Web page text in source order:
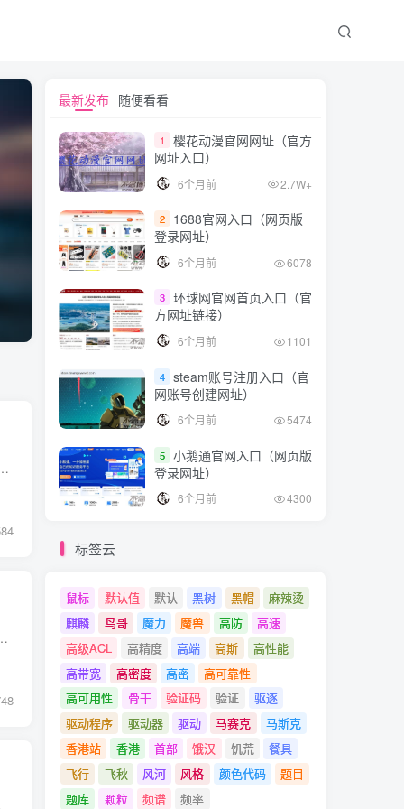
章将详细介绍lspci命令的使用方法和一些高级选项。 1. lspci命令概览 lspci命令的基本语法是非...
需要处理大量的低速、低容量的连接，并提供各种服务，如动态主机配置协议（D...
最新发布 随便看看
1
樱花动漫官网网址（官方
网址入口）
6个月前 2.7W+
2
1688官网入口（网页版
登录网址）
6个月前 6078
3 环球网官网首页入口（官
方网址链接）
6个月前 1101
4 steam账号注册入口（官
网账号创建网址）
6个月前 5474
5 小鹅通官网入口（网页版
登录网址）
6个月前 4300
标签云
鼠标 默认值 默认 黑树 黑帽
麻辣烫
麒麟
鸟哥 魔力 魔兽 高防
高速
高级ACL
高精度 高端 高斯
高性能
高带宽
高密度 高密
高可靠性
高可用性
骨干 验证码 验证
驱逐
驱动程序
驱动器 驱动 马赛克
马斯克
香港站
香港 首部 饿汉 饥荒
餐具
飞行
飞秋 风河 风格 颜色代码
题目
题库
颗粒 频谱 频率